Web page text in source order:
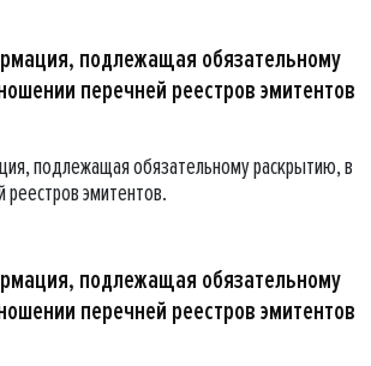
подлежащая обязательному
перечней реестров эмитентов
подлежащая обязательному раскрытию, в
эмитентов.
подлежащая обязательному
перечней реестров эмитентов